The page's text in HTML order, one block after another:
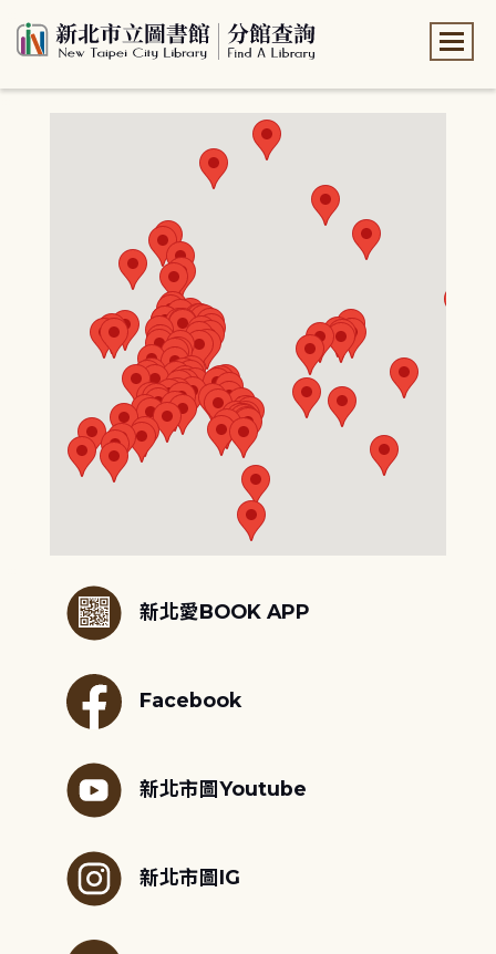
新北愛BOOK APP
Facebook
新北市圖Youtube
新北市圖IG